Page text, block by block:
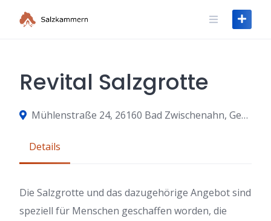
Revital Salzgrotte
Mühlenstraße 24, 26160 Bad Zwischenahn, Germany
Details
Die Salzgrotte und das dazugehörige Angebot sind
speziell für Menschen geschaffen worden, die